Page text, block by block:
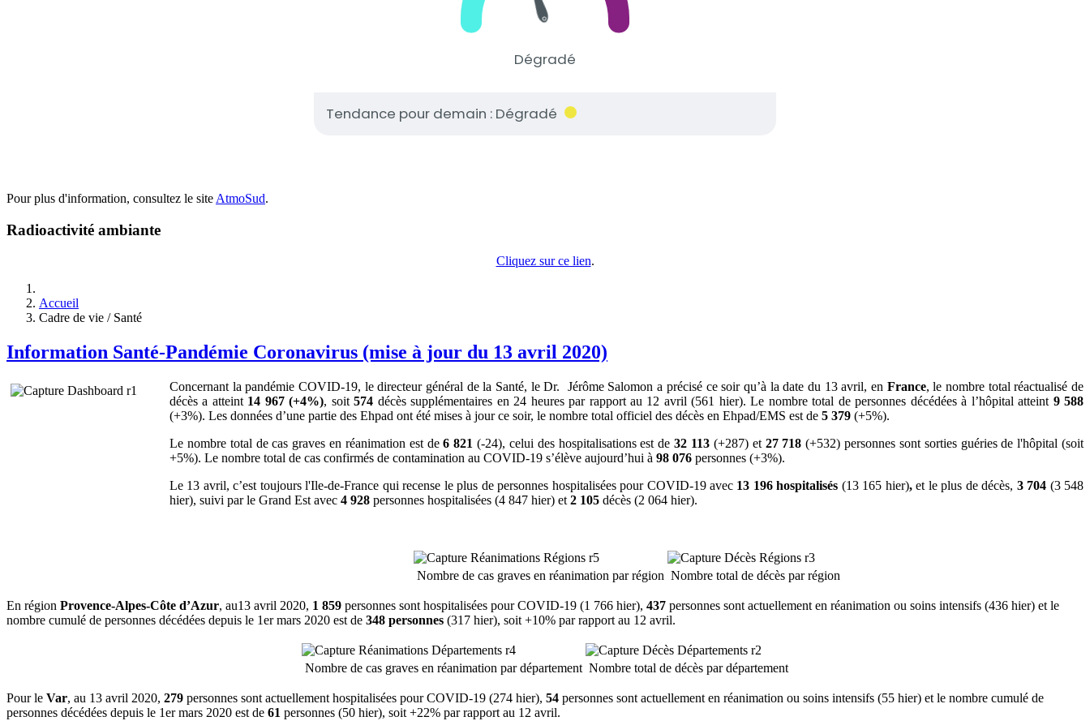
Pour plus d'information, consultez le site AtmoSud.
Radioactivité ambiante
Cliquez sur ce lien.
Accueil
Cadre de vie / Santé
Information Santé-Pandémie Coronavirus (mise à jour du 13 avril 2020)
Concernant la pandémie COVID-19, le directeur général de la Santé, le Dr. Jérôme Salomon a précisé ce soir qu’à la date du 13 avril, en France, le nombre total réactualisé de
décès a atteint 14 967 (+4%), soit574 décès supplémentaires en 24 heures par rapport au 12 avril (561 hier). Le nombre total de personnes décédées à l’hôpital atteint 9 588
(+3%). Les données d’une partie des Ehpad ont été mises à jour ce soir, le nombre total officiel des décès en Ehpad/EMS est de 5 379 (+5%).
Le nombre total de cas graves en réanimation est de6 821(-24), celui des hospitalisations est de32 113(+287) et 27 718(+532) personnes sont sorties guéries de l'hôpital (soit
+5%). Le nombre total de cas confirmés de contamination au COVID-19 s’élève aujourd’hui à 98 076 personnes (+3%).
Le 13 avril, c’est toujours l'Ile-de-France qui recense le plus de personnes hospitalisées pour COVID-19 avec 13 196 hospitalisés (13 165 hier),et le plus de décès, 3 704 (3 548
hier), suivi par le Grand Est avec 4 928 personnes hospitalisées (4 847 hier) et 2 105 décès (2 064 hier).
Nombre de cas graves en réanimation par région Nombre total de décès par région
En région Provence-Alpes-Côte d’Azur, au13 avril 2020, 1 859 personnes sont hospitalisées pour COVID-19 (1 766 hier), 437 personnes sont actuellement en réanimation ou soins intensifs (436 hier) et le
nombre cumulé de personnes décédées depuis le 1er mars 2020 est de 348 personnes (317 hier), soit +10% par rapport au 12 avril.
Nombre de cas graves en réanimation par département Nombre total de décès par département
Pour le Var, au 13 avril 2020, 279 personnes sont actuellement hospitalisées pour COVID-19 (274 hier), 54 personnes sont actuellement en réanimation ou soins intensifs (55 hier) et le nombre cumulé de
personnes décédées depuis le 1er mars 2020 est de 61 personnes (50 hier), soit +22% par rapport au 12 avril.